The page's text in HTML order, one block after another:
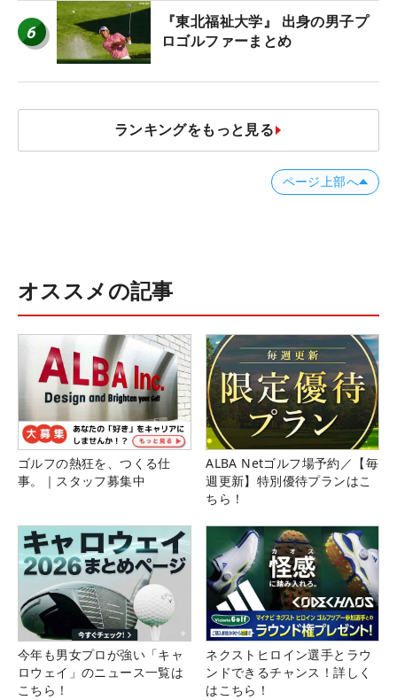
6
『東北福祉大学』 出身の男子プ
ロゴルファーまとめ
ランキングをもっと見る
ページ上部へ
オススメの記事
ゴルフの熱狂を、つくる仕
事。｜スタッフ募集中
ALBA Netゴルフ場予約／【毎
週更新】特別優待プランはこ
ちら！
今年も男女プロが強い「キャ
ロウェイ」のニュース一覧は
こちら！
ネクストヒロイン選手とラウ
ンドできるチャンス！詳しく
はこちら！